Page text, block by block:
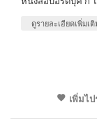
ดูรายละเอียดเพิ่มเ
เพิ่มไ